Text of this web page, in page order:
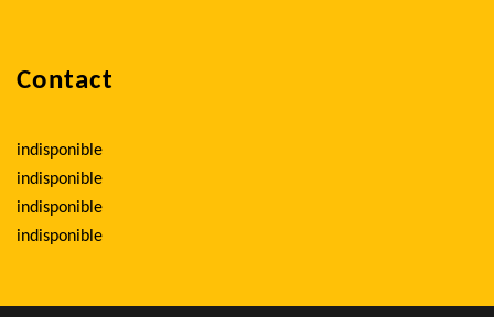
Contact
indisponible
indisponible
indisponible
indisponible